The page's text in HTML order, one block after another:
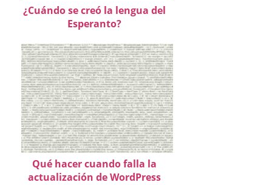
¿Cuándo se creó la lengua del
Esperanto?
Qué hacer cuando falla la
actualización de WordPress